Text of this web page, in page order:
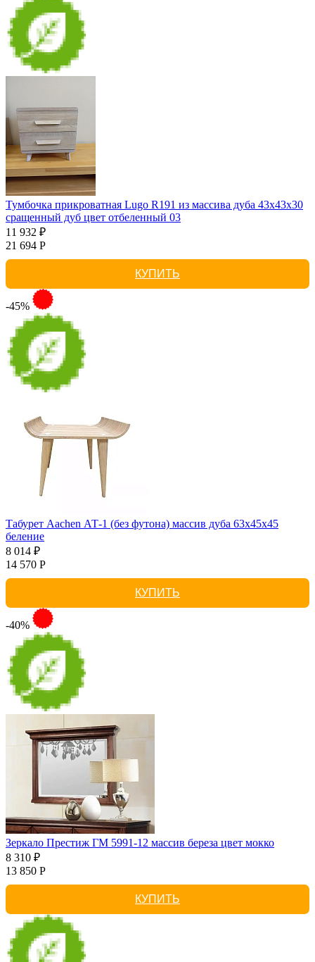
Тумбочка прикроватная Lugo R191 из массива дуба 43х43х30
сращенный дуб цвет отбеленный 03
11 932 ₽
21 694 Р
КУПИТЬ
-45%
Табурет Aachen АТ-1 (без футона) массив дуба 63х45х45
беление
8 014 ₽
14 570 Р
КУПИТЬ
-40%
Зеркало Престиж ГМ 5991-12 массив береза цвет мокко
8 310 ₽
13 850 Р
КУПИТЬ